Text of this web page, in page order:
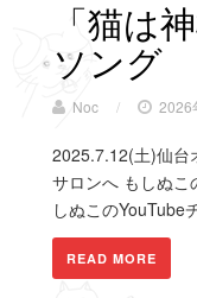
「猫は
ソング
Noc / 2026
2025.7.12(土)仙台
サロンへ もしぬ
しぬこの
READ MORE